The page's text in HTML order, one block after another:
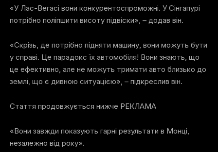
«У Лас-Вегасі вони конкурентоспроможні. У Сінгапурі
потрібно поліпшити висоту підвіски», – додав він.
«Скрізь, де потрібно підняти машину, вони можуть бути
у справі. Це парадокс їх автомобіля! Вони знають, що
це ефективно, але не можуть тримати авто близько до
землі, що є дивною ситуацією», – підкреслив він.
Стаття продовжується нижче РЕКЛАМА
«Вони завжди показують гарні результати в Монці,
незалежно від року».